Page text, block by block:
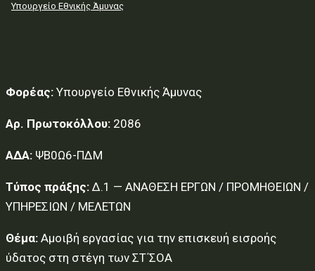
Υπουργείο Εθνικής Άμυνας
Φορέας: Υπουργείο Εθνικής Άμυνας
Αρ. Πρωτοκόλλου: 2086
ΑΔΑ: ΨΒ0Ω6-ΠΔΜ
Τύπος πράξης: Δ.1 — ΑΝΑΘΕΣΗ ΕΡΓΩΝ / ΠΡΟΜΗΘΕΙΩΝ /
ΥΠΗΡΕΣΙΩΝ / ΜΕΛΕΤΩΝ
Θέμα: Αμοιβή εργασίας για την επισκευή εισροής
ύδατος στη στέγη των ΣΤ΄ΣΟΑ